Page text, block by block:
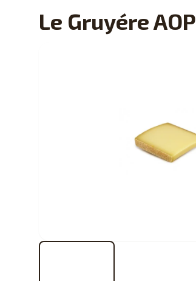
Le Gruyére AOP